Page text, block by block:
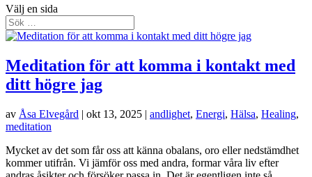
Välj en sida
Meditation för att komma i kontakt med
ditt högre jag
av Åsa Elvegård | okt 13, 2025 | andlighet, Energi, Hälsa, Healing,
meditation
Mycket av det som får oss att känna obalans, oro eller nedstämdhet
kommer utifrån. Vi jämför oss med andra, formar våra liv efter